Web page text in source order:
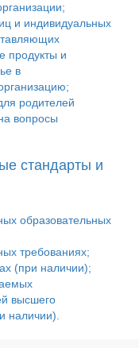
и индивидуальных
продукты и
в
родителей
вопросы
стандарты и
образовательных
требованиях;
(при наличии);
высшего
наличии).